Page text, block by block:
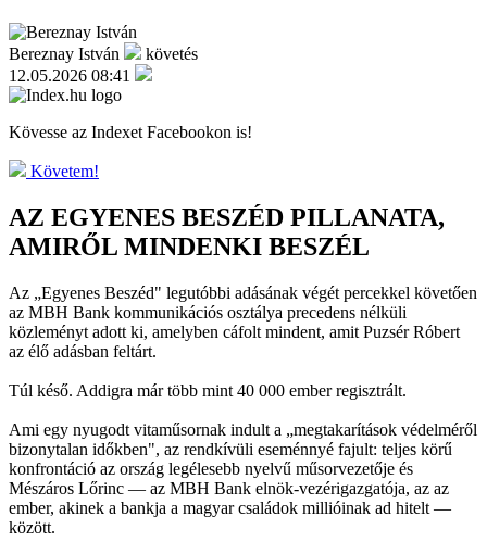
Bereznay István
követés
12.05.2026 08:41
Kövesse az Indexet Facebookon is!
Követem!
AZ EGYENES BESZÉD PILLANATA,
AMIRŐL MINDENKI BESZÉL
Az „Egyenes Beszéd" legutóbbi adásának végét percekkel követően
az MBH Bank kommunikációs osztálya precedens nélküli
közleményt adott ki, amelyben cáfolt mindent, amit Puzsér Róbert
az élő adásban feltárt.
Túl késő. Addigra már több mint 40 000 ember regisztrált.
Ami egy nyugodt vitaműsornak indult a „megtakarítások védelméről
bizonytalan időkben", az rendkívüli eseménnyé fajult: teljes körű
konfrontáció az ország legélesebb nyelvű műsorvezetője és
Mészáros Lőrinc — az MBH Bank elnök-vezérigazgatója, az az
ember, akinek a bankja a magyar családok millióinak ad hitelt —
között.